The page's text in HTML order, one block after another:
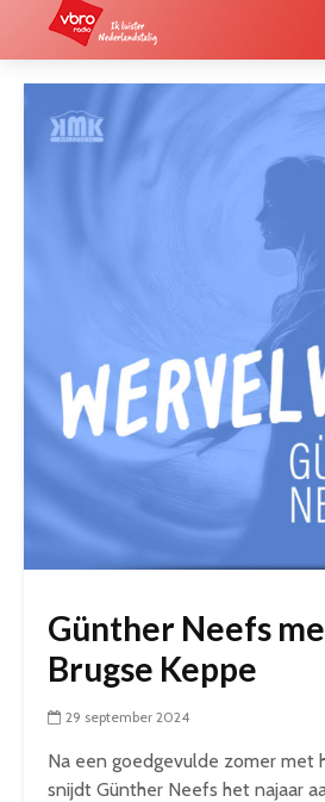
Günther Neefs
Brugse Keppe
29 september 2024
Na een goedgevulde zomer met
snijdt Günther Neefs het najaar